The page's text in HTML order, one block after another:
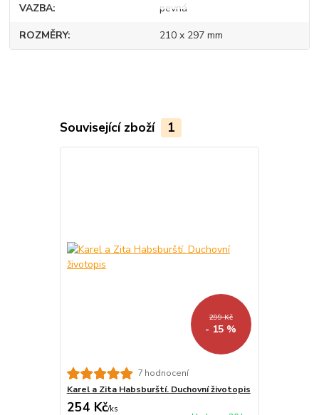
VAZBA pevná
ROZMĚRY 210 x 297 mm
Související zboží 1
299 Kč
- 15 %
7 hodnocení
Karel a Zita Habsburští. Duchovní životopis
254 Kč/ks